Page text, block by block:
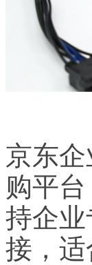
京东
购平
持企
接，